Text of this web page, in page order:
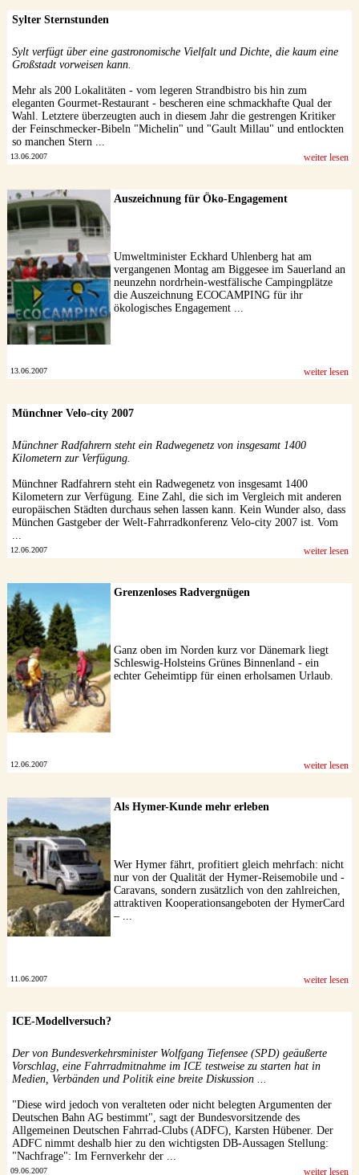
Sylter Sternstunden
Sylt verfügt über eine gastronomische Vielfalt und Dichte, die kaum eine
Großstadt vorweisen kann.
Mehr als 200 Lokalitäten - vom legeren Strandbistro bis hin zum
eleganten Gourmet-Restaurant - bescheren eine schmackhafte Qual der
Wahl. Letztere überzeugten auch in diesem Jahr die gestrengen Kritiker
der Feinschmecker-Bibeln "Michelin" und "Gault Millau" und entlockten
so manchen Stern ...
13.06.2007 weiter lesen
Auszeichnung für Öko-Engagement
Umweltminister Eckhard Uhlenberg hat am
vergangenen Montag am Biggesee im Sauerland an
neunzehn nordrhein-westfälische Campingplätze
die Auszeichnung ECOCAMPING für ihr
ökologisches Engagement ...
13.06.2007 weiter lesen
Münchner Velo-city 2007
Münchner Radfahrern steht ein Radwegenetz von insgesamt 1400
Kilometern zur Verfügung.
Münchner Radfahrern steht ein Radwegenetz von insgesamt 1400
Kilometern zur Verfügung. Eine Zahl, die sich im Vergleich mit anderen
europäischen Städten durchaus sehen lassen kann. Kein Wunder also, dass
München Gastgeber der Welt-Fahrradkonferenz Velo-city 2007 ist. Vom
12.06.2007 weiter lesen
Grenzenloses Radvergnügen
Ganz oben im Norden kurz vor Dänemark liegt
Schleswig-Holsteins Grünes Binnenland - ein
echter Geheimtipp für einen erholsamen Urlaub.
12.06.2007 weiter lesen
Als Hymer-Kunde mehr erleben
Wer Hymer fährt, profitiert gleich mehrfach: nicht
nur von der Qualität der Hymer-Reisemobile und -
Caravans, sondern zusätzlich von den zahlreichen,
attraktiven Kooperationsangeboten der HymerCard
– ...
11.06.2007 weiter lesen
ICE-Modellversuch?
Der von Bundesverkehrsminister Wolfgang Tiefensee (SPD) geäußerte
Vorschlag, eine Fahrradmitnahme im ICE testweise zu starten hat in
Medien, Verbänden und Politik eine breite Diskussion ...
"Diese wird jedoch von veralteten oder nicht belegten Argumenten der
Deutschen Bahn AG bestimmt", sagt der Bundesvorsitzende des
Allgemeinen Deutschen Fahrrad-Clubs (ADFC), Karsten Hübener. Der
ADFC nimmt deshalb hier zu den wichtigsten DB-Aussagen Stellung:
"Nachfrage": Im Fernverkehr der ...
09.06.2007 weiter lesen